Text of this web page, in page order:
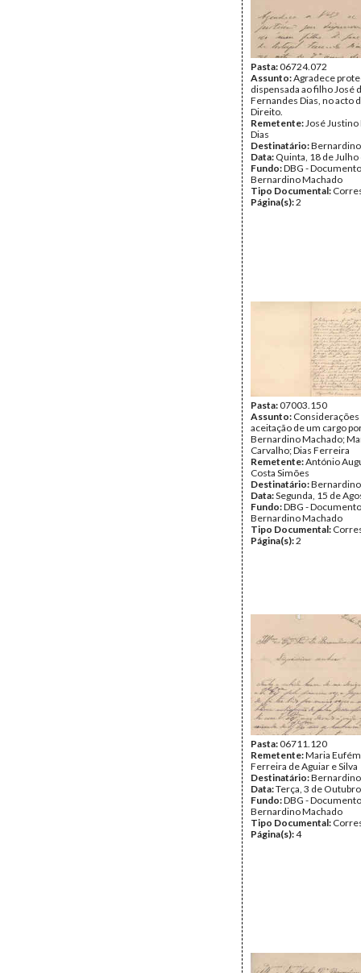
Pasta:06724.072
Assunto:Agradece
dispensada ao filho José
Fernandes Dias, no acto
Direito.
Remetente:José
Dias
Destinatário:
Data: Quinta, 18 de
Fundo:DBG -
Bernardino Machado
Tipo Documental:
Página(s):2
Pasta:07003.150
Assunto: Considerações
aceitação de um cargo
Bernardino Machado;
Carvalho; Dias Ferreira
Remetente:António
Costa Simões
Destinatário:
Data:Segunda, 15 de
Fundo:DBG -
Bernardino Machado
Tipo Documental:
Página(s):2
Pasta:06711.120
Remetente:Maria
Ferreira de Aguiar e Silva
Destinatário:
Data:Terça, 3 de
Fundo:DBG -
Bernardino Machado
Tipo Documental:
Página(s):4